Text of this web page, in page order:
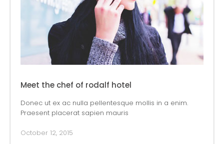
Meet the chef of rodalf hotel
Donec ut ex ac nulla pellentesque mollis in a enim.
Praesent placerat sapien mauris
October 12, 2015